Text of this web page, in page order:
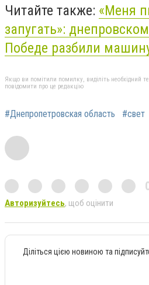
Читайте также: «Меня
запугать»:
Победе разбили
Якщо ви помітили помилку, виділіть необхідний
повідомити про це редакцію
#Днепропетровская область #свет
Авторизуйтесь, щоб оцінити
Діліться цією новиною та